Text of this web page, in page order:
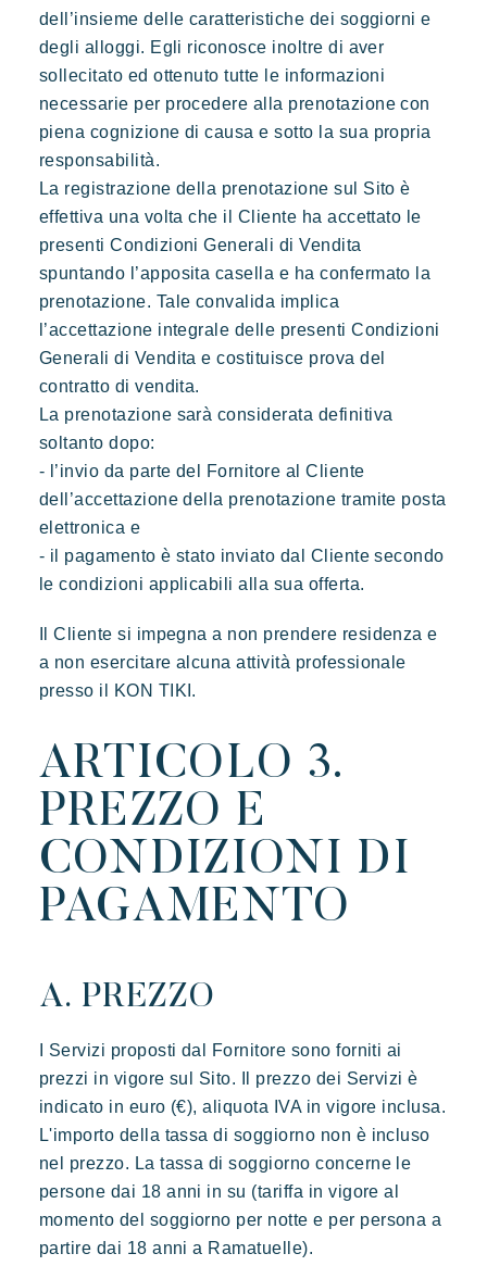
Kon Tiki
Festoso Paradiso tropicale Evasione
Le famose Tiki Huttes, un ambiente idilliaco e un servizio
eccezionale ai piedi della famosa spiaggia di Pampelonne.
dell’insieme delle caratteristiche dei soggiorni e
degli alloggi. Egli riconosce inoltre di aver
sollecitato ed ottenuto tutte le informazioni
necessarie per procedere alla prenotazione con
piena cognizione di causa e sotto la sua propria
responsabilità.
La registrazione della prenotazione sul Sito è
effettiva una volta che il Cliente ha accettato le
presenti Condizioni Generali di Vendita
spuntando l’apposita casella e ha confermato la
prenotazione. Tale convalida implica
l’accettazione integrale delle presenti Condizioni
Generali di Vendita e costituisce prova del
contratto di vendita.
La prenotazione sarà considerata definitiva
soltanto dopo:
- l’invio da parte del Fornitore al Cliente
dell’accettazione della prenotazione tramite posta
elettronica e
- il pagamento è stato inviato dal Cliente secondo
le condizioni applicabili alla sua offerta.
Il Cliente si impegna a non prendere residenza e
a non esercitare alcuna attività professionale
presso il KON TIKI.
ARTICOLO 3.
PREZZO E
CONDIZIONI DI
PAGAMENTO
A. PREZZO
I Servizi proposti dal Fornitore sono forniti ai
prezzi in vigore sul Sito. Il prezzo dei Servizi è
indicato in euro (€), aliquota IVA in vigore inclusa.
L'importo della tassa di soggiorno non è incluso
nel prezzo. La tassa di soggiorno concerne le
persone dai 18 anni in su (tariffa in vigore al
momento del soggiorno per notte e per persona a
partire dai 18 anni a Ramatuelle).